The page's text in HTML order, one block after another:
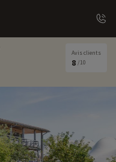
Avis clients
8 /10